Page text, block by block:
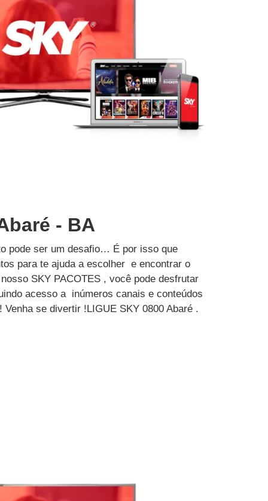
- BA
pode ser um desafio… É por isso que
para te ajuda a escolher e encontrar o
SKY PACOTES , você pode desfrutar
acesso a inúmeros canais e conteúdos
se divertir !LIGUE SKY 0800 Abaré .